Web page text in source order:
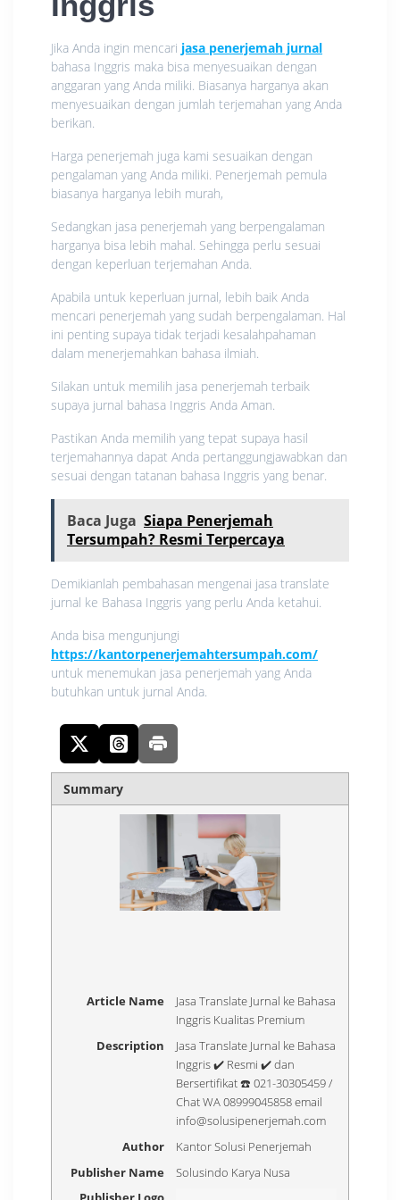
Jika Anda ingin mencari jasa penerjemah jurnal
bahasa Inggris maka bisa menyesuaikan dengan
anggaran yang Anda miliki. Biasanya harganya akan
menyesuaikan dengan jumlah terjemahan yang Anda
berikan.
Harga penerjemah juga kami sesuaikan dengan
pengalaman yang Anda miliki. Penerjemah pemula
biasanya harganya lebih murah,
Sedangkan jasa penerjemah yang berpengalaman
harganya bisa lebih mahal. Sehingga perlu sesuai
dengan keperluan terjemahan Anda.
Apabila untuk keperluan jurnal, lebih baik Anda
mencari penerjemah yang sudah berpengalaman. Hal
ini penting supaya tidak terjadi kesalahpahaman
dalam menerjemahkan bahasa ilmiah.
Silakan untuk memilih jasa penerjemah terbaik
supaya jurnal bahasa Inggris Anda Aman.
Pastikan Anda memilih yang tepat supaya hasil
terjemahannya dapat Anda pertanggungjawabkan dan
sesuai dengan tatanan bahasa Inggris yang benar.
Baca Juga Siapa Penerjemah
Tersumpah? Resmi Terpercaya
Demikianlah pembahasan mengenai jasa translate
jurnal ke Bahasa Inggris yang perlu Anda ketahui.
Anda bisa mengunjungi
https://kantorpenerjemahtersumpah.com/
untuk menemukan jasa penerjemah yang Anda
butuhkan untuk jurnal Anda.
Summary
Article Name
Jasa Translate Jurnal ke Bahasa
Inggris Kualitas Premium
Description
Jasa Translate Jurnal ke Bahasa
Inggris ✔️ Resmi ✔️ dan
Bersertifikat ☎️ 021-30305459 /
Chat WA 08999045858 email
info@solusipenerjemah.com
Author
Kantor Solusi Penerjemah
Publisher Name
Solusindo Karya Nusa